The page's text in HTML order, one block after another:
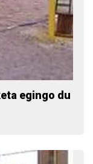
egingo du